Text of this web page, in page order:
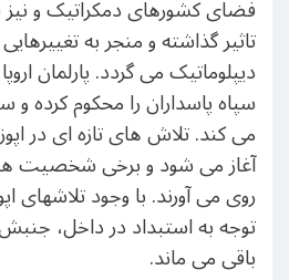
فضای کشورهای دمکراتیک و
تاثیر گذاشته و منجر به
دیپلوماتیک می گردد. پارلمان
سپاه پاسداران را محکوم کرده و
می کند. تلاش های تازه ای در
آغاز می شود و برخی شخصیت ها
روی می آورند. با وجود تلاشهای
توجه به استبداد در داخل،
باقی می ماند.